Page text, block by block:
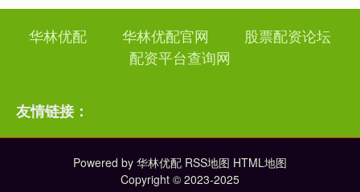
华林优配 华林优配官网
股票配资论坛
配资平台查询网
友情链接：
Powered by 华林优配 RSS地图 HTML地图
Copyright © 2023-2025